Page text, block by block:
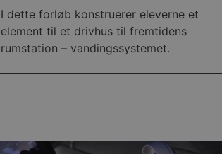
I dette forløb konstruerer eleverne et
element til et drivhus til fremtidens
rumstation – vandingssystemet.